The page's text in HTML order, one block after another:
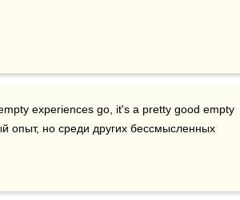
experiences go, it's a pretty good empty